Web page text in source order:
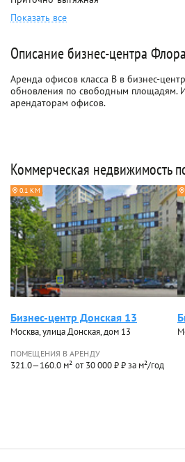
Показать все
Описание бизнес-центра Флора
Аренда офисов класса B в бизнес-
обновления по свободным площадям.
арендаторам офисов.
Коммерческая недвижимость
0.1 КМ
Бизнес-центр Донская 13
Москва, улица Донская, дом 13
ПОМЕЩЕНИЯ В АРЕНДУ
321.0—160.0 м² от 30 000 ₽ ₽ за м²/год